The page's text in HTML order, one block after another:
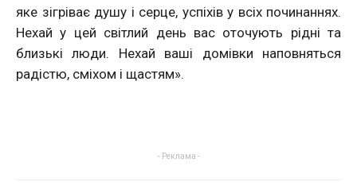
яке зігріває душу і серце, успіхів у всіх починаннях.
Нехай у цей світлий день вас оточують рідні та
близькі люди. Нехай ваші домівки наповняться
радістю, сміхом і щастям».
- Реклама -